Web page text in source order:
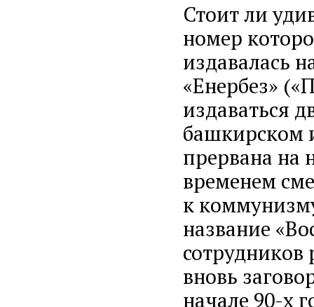
Стоит ли
номер
издавалась
«Енербез»
издаваться
башкирском
прервана на
временем
к
название
сотрудников
вновь
начале 90-х